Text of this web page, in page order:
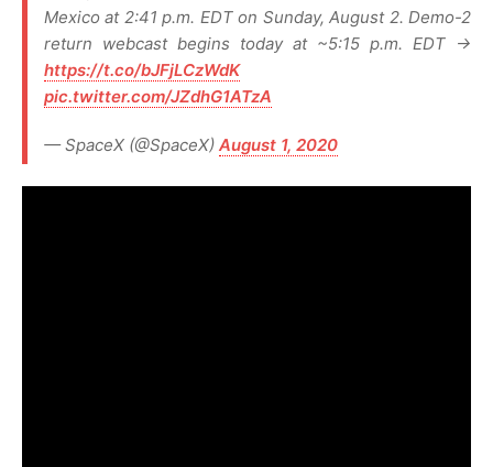
Mexico at 2:41 p.m. EDT on Sunday, August 2. Demo-2
return webcast begins today at ~5:15 p.m. EDT →
https://t.co/bJFjLCzWdK
pic.twitter.com/JZdhG1ATzA
— SpaceX (@SpaceX) August 1, 2020